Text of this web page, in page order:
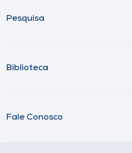
Pesquisa
Biblioteca
Fale Conosco